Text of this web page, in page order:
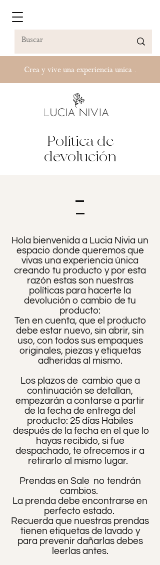
Crea y vive una experiencia unica .
Política de
devolución
Hola bienvenida a Lucia Nivia un
espacio donde queremos que
vivas una experiencia única
creando tu producto y por esta
razón estas son nuestras
políticas para hacerte la
devolución o cambio de tu
producto:
Ten en cuenta, que el producto
debe estar nuevo, sin abrir, sin
uso, con todos sus empaques
originales, piezas y etiquetas
adheridas al mismo.
Los plazos de cambio que a
continuación se detallan,
empezarán a contarse a partir
de la fecha de entrega del
producto: 25 días Habiles
después de la fecha en el que lo
hayas recibido, si fue
despachado, te ofrecemos ir a
retirarlo al mismo lugar.
Prendas en Sale no tendrán
cambios.
La prenda debe encontrarse en
perfecto estado.
Recuerda que nuestras prendas
tienen etiquetas de lavado y
para prevenir dañarlas debes
leerlas antes.